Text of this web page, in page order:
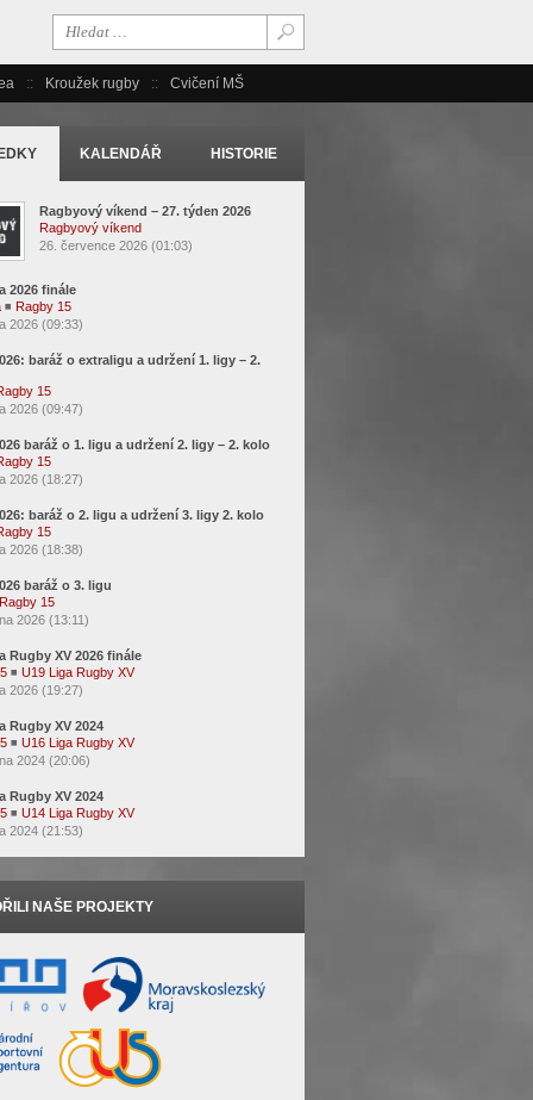
Kroužek rugby Cvičení MŠ
KALENDÁŘ HISTORIE
Ragbyový víkend – 27. týden 2026
Ragbyový víkend
26. července 2026 (01:03)
2026 finále
◾ Ragby 15
2026 (09:33)
baráž o extraligu a udržení 1. ligy – 2.
15
2026 (09:47)
baráž o 1. ligu a udržení 2. ligy – 2. kolo
15
2026 (18:27)
baráž o 2. ligu a udržení 3. ligy 2. kolo
15
2026 (18:38)
baráž o 3. ligu
Ragby 15
2026 (13:11)
Rugby XV 2026 finále
◾ U19 Liga Rugby XV
2026 (19:27)
Rugby XV 2024
◾ U16 Liga Rugby XV
2024 (20:06)
Rugby XV 2024
◾ U14 Liga Rugby XV
2024 (21:53)
NAŠE PROJEKTY